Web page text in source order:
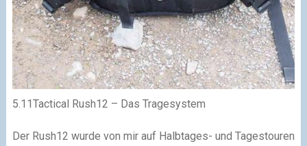
5.11Tactical Rush12 – Das Tragesystem
Der Rush12 wurde von mir auf Halbtages- und Tagestouren